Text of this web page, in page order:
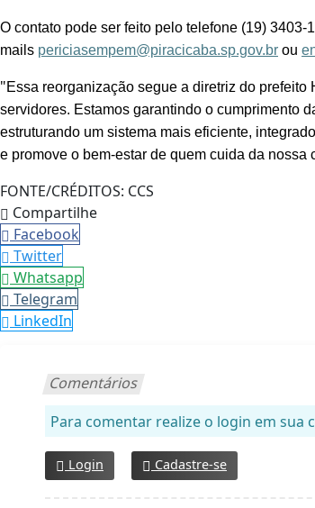
O contato pode ser feito pelo telefone (19) 3403-
mails periciasempem@piracicaba.sp.gov.br ou
"Essa reorganização segue a diretriz do
servidores. Estamos garantindo o cumprimento
estruturando um sistema mais eficiente,
e promove o bem-estar de quem cuida da
FONTE/CRÉDITOS: CCS
Compartilhe
Facebook
Twitter
Whatsapp
Telegram
LinkedIn
Comentários
Para comentar realize o login em sua
Login Cadastre-se